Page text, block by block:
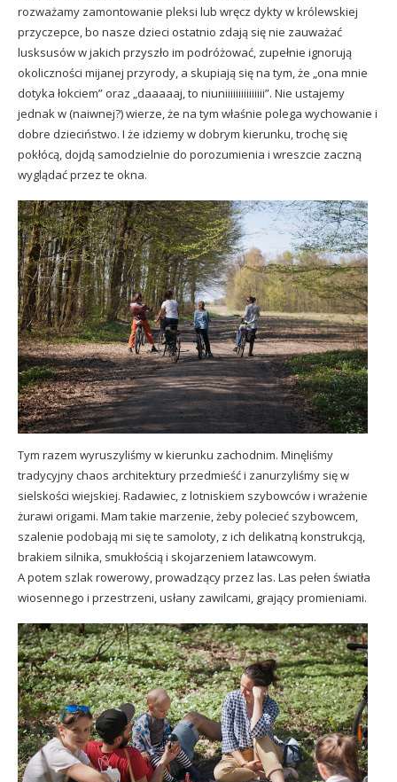
rozważamy zamontowanie pleksi lub wręcz dykty w królewskiej
przyczepce, bo nasze dzieci ostatnio zdają się nie zauważać
lusksusów w jakich przyszło im podróżować, zupełnie ignorują
okoliczności mijanej przyrody, a skupiają się na tym, że „ona mnie
dotyka łokciem” oraz „daaaaaj, to niuniiiiiiiiiiiiiii”. Nie ustajemy
jednak w (naiwnej?) wierze, że na tym właśnie polega wychowanie i
dobre dzieciństwo. I że idziemy w dobrym kierunku, trochę się
pokłócą, dojdą samodzielnie do porozumienia i wreszcie zaczną
wyglądać przez te okna.
Tym razem wyruszyliśmy w kierunku zachodnim. Minęliśmy
tradycyjny chaos architektury przedmieść i zanurzyliśmy się w
sielskości wiejskiej. Radawiec, z lotniskiem szybowców i wrażenie
żurawi origami. Mam takie marzenie, żeby polecieć szybowcem,
szalenie podobają mi się te samoloty, z ich delikatną konstrukcją,
brakiem silnika, smukłością i skojarzeniem latawcowym.
A potem szlak rowerowy, prowadzący przez las. Las pełen światła
wiosennego i przestrzeni, usłany zawilcami, grający promieniami.